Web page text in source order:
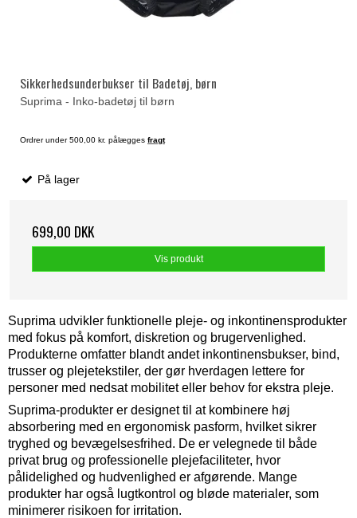
Sikkerhedsunderbukser til Badetøj, børn
Suprima - Inko-badetøj til børn
Ordrer under 500,00 kr. pålægges fragt
På lager
699,00 DKK
Vis produkt
Suprima udvikler funktionelle pleje- og inkontinensprodukter
med fokus på komfort, diskretion og brugervenlighed.
Produkterne omfatter blandt andet inkontinensbukser, bind,
trusser og plejetekstiler, der gør hverdagen lettere for
personer med nedsat mobilitet eller behov for ekstra pleje.
Suprima-produkter er designet til at kombinere høj
absorbering med en ergonomisk pasform, hvilket sikrer
tryghed og bevægelsesfrihed. De er velegnede til både
privat brug og professionelle plejefaciliteter, hvor
pålidelighed og hudvenlighed er afgørende. Mange
produkter har også lugtkontrol og bløde materialer, som
minimerer risikoen for irritation.